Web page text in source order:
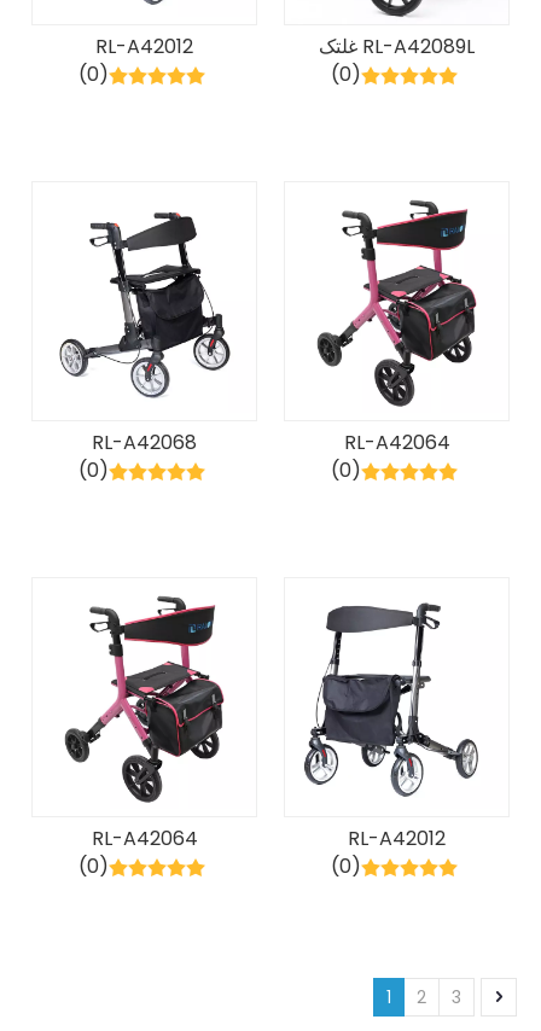
RL-A42089L غلتک
آلومینیومی تاشو سبک وزن و
(0)
RL-A42012
(0)
RL-A42064
(0)
RL-A42068
(0)
RL-A42012
(0)
RL-A42064
(0)
1 2 3